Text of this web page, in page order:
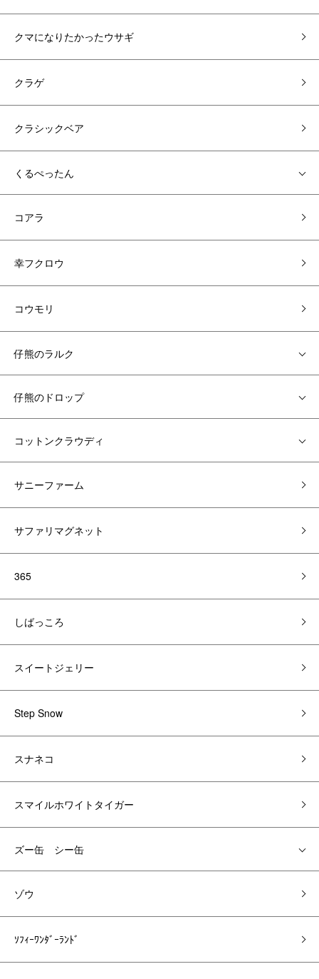
クマになりたかったウサギ
クラゲ
クラシックベア
くるぺったん
コアラ
幸フクロウ
コウモリ
仔熊のラルク
仔熊のドロップ
コットンクラウディ
サニーファーム
サファリマグネット
365
しばっころ
スイートジェリー
Step Snow
スナネコ
スマイルホワイトタイガー
ズー缶 シー缶
ゾウ
ｿﾌｨｰﾜﾝﾀﾞｰﾗﾝﾄﾞ